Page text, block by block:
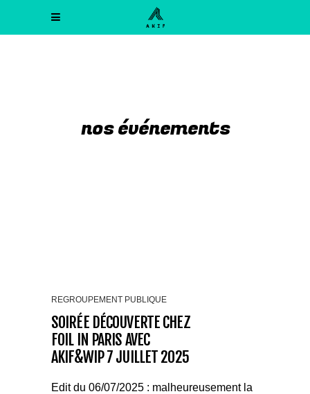
nos événements
REGROUPEMENT PUBLIQUE
SOIRÉE DÉCOUVERTE CHEZ
FOIL IN PARIS AVEC
AKIF&WIP 7 JUILLET 2025
Edit du 06/07/2025 : malheureusement la